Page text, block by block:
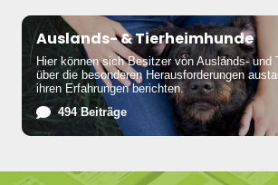
Auslands- & Tierheimhunde
Hier können sich Besitzer von Auslands- und
über die besonderen Herausforderungen
ihren Erfahrungen berichten.
494 Beiträge